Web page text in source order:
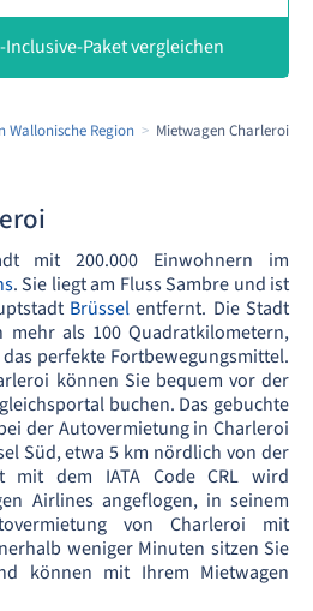
Paket vergleichen
Wallonische Region Mietwagen Charleroi
mit 200.000 Einwohnern im
. Sie liegt am Fluss Sambre und ist
Brüssel entfernt. Die Stadt
mehr als 100 Quadratkilometern,
perfekte Fortbewegungsmittel.
können Sie bequem vor der
buchen. Das gebuchte
der Autovermietung in Charleroi
Süd, etwa 5 km nördlich von der
mit dem IATA Code CRL wird
Airlines angeflogen, in seinem
von Charleroi mit
weniger Minuten sitzen Sie
können mit Ihrem Mietwagen